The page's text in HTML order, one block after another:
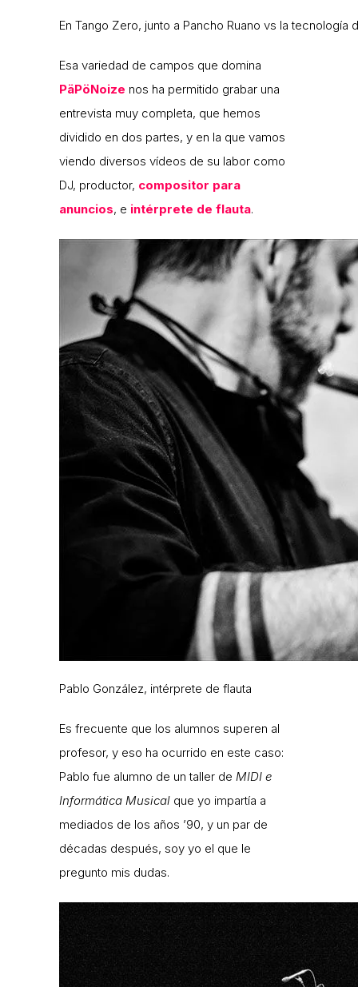
En Tango Zero, junto a Pancho Ruano vs la tecnología
Esa variedad de campos que domina
PäPöNoize nos ha permitido grabar una
entrevista muy completa, que hemos
dividido en dos partes, y en la que vamos
viendo diversos vídeos de su labor como
DJ, productor, compositor para
anuncios, e intérprete de flauta.
Pablo González, intérprete de flauta
Es frecuente que los alumnos superen al
profesor, y eso ha ocurrido en este caso:
Pablo fue alumno de un taller de MIDI e
Informática Musical que yo impartía a
mediados de los años ’90, y un par de
décadas después, soy yo el que le
pregunto mis dudas.